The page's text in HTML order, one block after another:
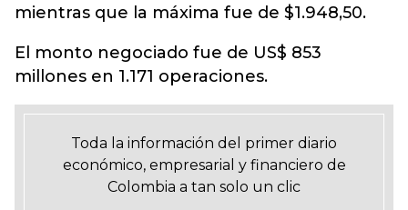
mientras que la máxima fue de $1.948,50.
El monto negociado fue de US$ 853
millones en 1.171 operaciones.
Toda la información del primer diario
económico, empresarial y financiero de
Colombia a tan solo un clic